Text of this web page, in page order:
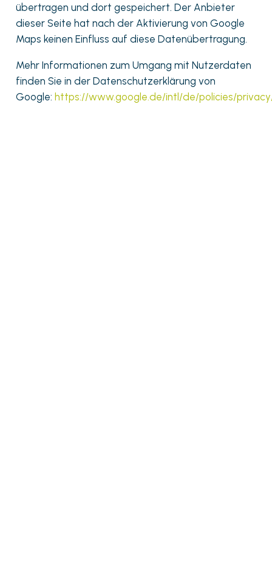
übertragen und dort gespeichert. Der Anbieter
dieser Seite hat nach der Aktivierung von Google
Maps keinen Einfluss auf diese Datenübertragung.
Mehr Informationen zum Umgang mit Nutzerdaten
finden Sie in der Datenschutzerklärung von
Google: https://www.google.de/intl/de/policies/